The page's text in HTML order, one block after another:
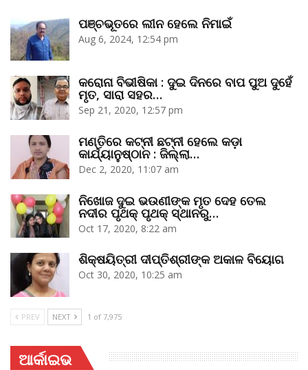
ପଞ୍ଚଭୂତରେ ଲୀନ ହେଲେ ନିମାଇଁ
Aug 6, 2024, 12:54 pm
କରୋନା ବିଭୀଷିକା : ଦୁଇ ଦିନରେ ବାପ ପୁଅ ଦୁହେଁ
ମୃତ, ସାରା ସହର…
Sep 21, 2020, 12:57 pm
ମଣ୍ତିରେ କଟ୍‌ନୀ ଛଟ୍‌ନୀ ହେଲେ କଡ଼ା
କାର୍ଯ୍ୟାନୁଷ୍ଠାନ : ଜିଲ୍ଲା…
Dec 2, 2020, 11:07 am
ନିଖୋଜ ଦୁଇ ଭଉଣୀଙ୍କ ମୃତ ଦେହ ତେଲ
ନଦୀର ପୃଥକ୍‌ ପୃଥକ୍‌ ସ୍ଥାନରୁ…
Oct 17, 2020, 8:22 am
ଶିକ୍ଷୟିତ୍ରୀ ଦୀପ୍ତିଶ୍ରୀଙ୍କ ଅକାଳ ବିୟୋଗ
Oct 30, 2020, 10:25 am
PREV NEXT 1 of 7,975
ଆର୍କାଇଭ